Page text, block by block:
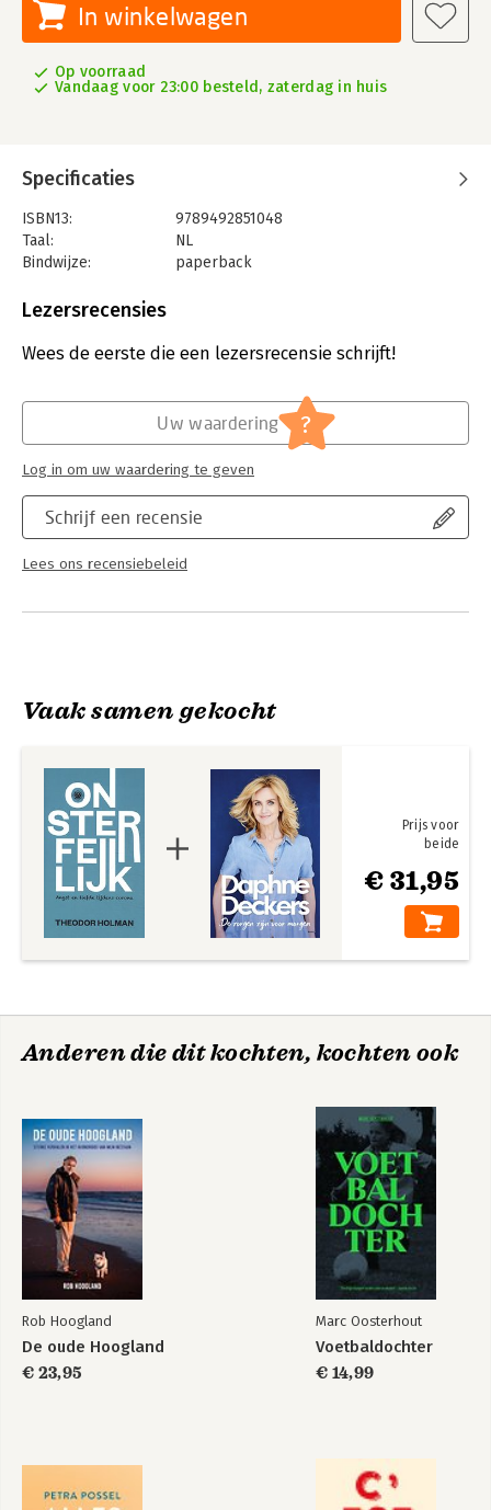
In winkelwagen
Op voorraad
Vandaag voor 23:00 besteld, zaterdag in huis
Specificaties
ISBN13:
9789492851048
Taal:
NL
Bindwijze:
paperback
Uitgever:
Verschijningsdatum:
24-7-2020
Literatuur en romans
Lezersrecensies
Wees de eerste die een lezersrecensie schrijft!
Schrijf een recensie
Lees ons recensiebeleid
Uw waardering ?
Log in om uw waardering te geven
Vaak samen gekocht
€ 31,95
Prijs voor
beide
Anderen die dit kochten, kochten ook
Rob Hoogland
De oude Hoogland
€ 23,95
Marc Oosterhout
Voetbaldochter
€ 14,99